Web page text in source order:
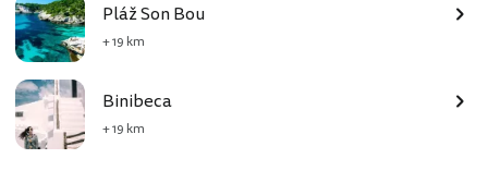
Pláž Son Bou
+ 19 km
Binibeca
+ 19 km